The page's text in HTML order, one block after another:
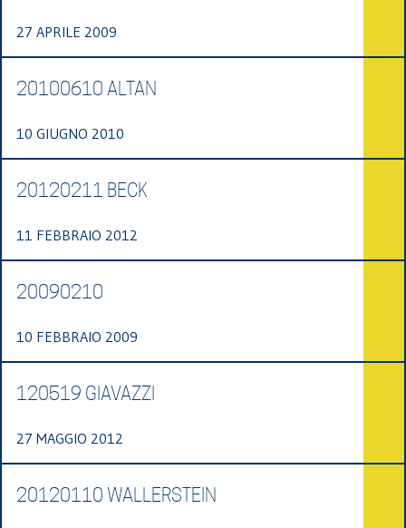
27 APRILE 2009
20100610 ALTAN
10 GIUGNO 2010
20120211 BECK
11 FEBBRAIO 2012
20090210
10 FEBBRAIO 2009
120519 GIAVAZZI
27 MAGGIO 2012
20120110 WALLERSTEIN